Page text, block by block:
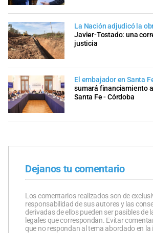
La Nación adjudicó la
Javier-Tostado: una
justicia
El embajador en Santa
sumará financiamiento
Santa Fe - Córdoba
Dejanos tu comentario
Los comentarios realizados son de
responsabilidad de sus autores y las
derivadas de ellos pueden ser pasibles de
legales que correspondan. Evitar
que no respondan al tema abordado en